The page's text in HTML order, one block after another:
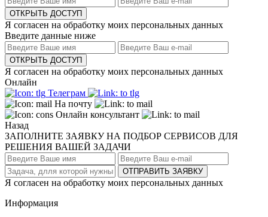
ОТКРЫТЬ ДОСТУП
Я согласен на обработку моих персональных данных
Введите данные ниже
ОТКРЫТЬ ДОСТУП
Я согласен на обработку моих персональных данных
Онлайн
Телеграм
На почту
Онлайн консультант
Назад
ЗАПОЛНИТЕ ЗАЯВКУ НА ПОДБОР СЕРВИСОВ ДЛЯ
РЕШЕНИЯ ВАШЕЙ ЗАДАЧИ
ОТПРАВИТЬ ЗАЯВКУ
Я согласен на обработку моих персональных данных
Информация